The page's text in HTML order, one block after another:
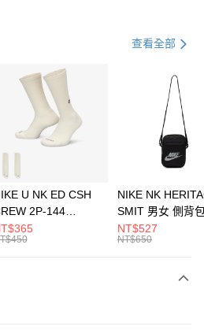
21家銀行
第一商業銀行
彰化商業銀行
查看全部
U NK ED CSH
2P-144
男女 短統襪
NIKE NK
SMIT 男女 側背
BA5871010
NT$527
NT$650